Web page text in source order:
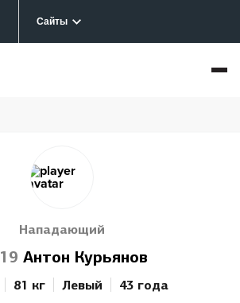
Сайты
Нападающий
19 Антон Курьянов
81 кг Левый 43 года